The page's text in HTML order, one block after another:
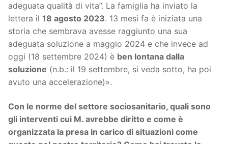
adeguata qualità di vita”. La famiglia ha inviato la
lettera il 18 agosto 2023. 13 mesi fa è iniziata una
storia che sembrava avesse raggiunto una sua
adeguata soluzione a maggio 2024 e che invece ad
oggi (18 settembre 2024) è ben lontana dalla
soluzione (n.b.: il 19 settembre, si veda sotto, ha poi
avuto una accelerazione)».
Con le norme del settore sociosanitario, quali sono
gli interventi cui M. avrebbe diritto e come è
organizzata la presa in carico di situazioni come